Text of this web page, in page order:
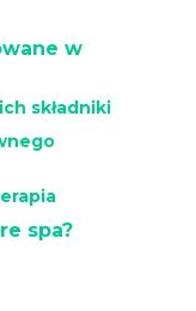
w
składniki
spa?